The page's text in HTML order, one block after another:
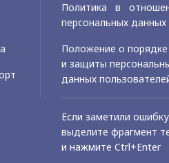
Политика в
персональных данных
Положение о порядке
и защиты
данных
Если заметили
выделите фрагмент
и нажмите Ctrl+Enter